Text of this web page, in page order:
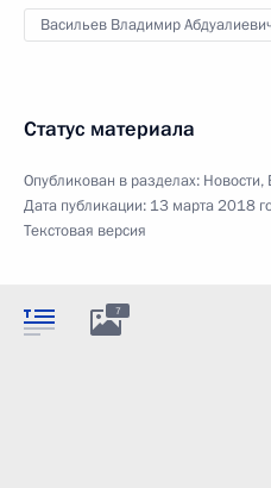
Васильев Владимир
Статус материала
Опубликован в разделах: Новости,
Дата публикации: 13 марта 2018
Текстовая версия
7